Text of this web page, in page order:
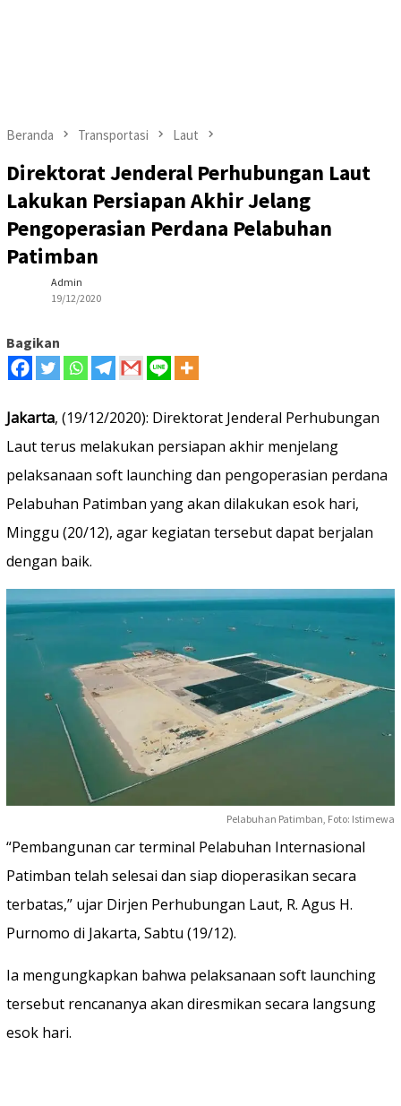
Beranda Transportasi Laut
Direktorat Jenderal Perhubungan Laut
Lakukan Persiapan Akhir Jelang
Pengoperasian Perdana Pelabuhan
Patimban
Admin
19/12/2020
Bagikan
Jakarta, (19/12/2020): Direktorat Jenderal Perhubungan
Laut terus melakukan persiapan akhir menjelang
pelaksanaan soft launching dan pengoperasian perdana
Pelabuhan Patimban yang akan dilakukan esok hari,
Minggu (20/12), agar kegiatan tersebut dapat berjalan
dengan baik.
Pelabuhan Patimban, Foto: Istimewa
“Pembangunan car terminal Pelabuhan Internasional
Patimban telah selesai dan siap dioperasikan secara
terbatas,” ujar Dirjen Perhubungan Laut, R. Agus H.
Purnomo di Jakarta, Sabtu (19/12).
Ia mengungkapkan bahwa pelaksanaan soft launching
tersebut rencananya akan diresmikan secara langsung
esok hari.